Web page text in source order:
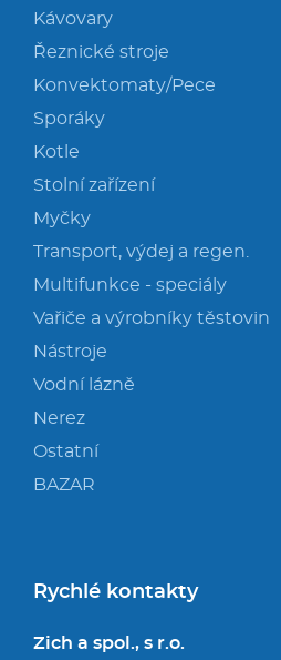
Kávovary
Řeznické stroje
Konvektomaty/Pece
Sporáky
Kotle
Stolní zařízení
Myčky
Transport, výdej a regen.
Multifunkce - speciály
Vařiče a výrobníky těstovin
Nástroje
Vodní lázně
Nerez
Ostatní
BAZAR
Rychlé kontakty
Zich a spol., s r.o.